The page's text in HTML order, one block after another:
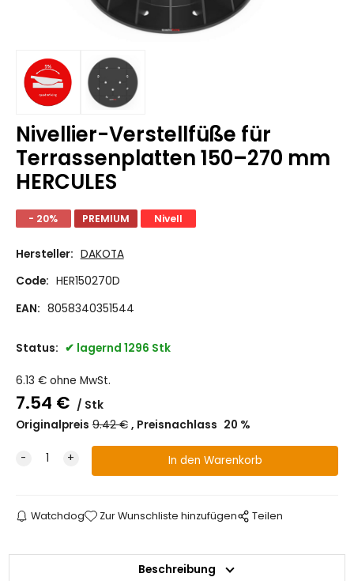
Nivellier-Verstellfüße für
Terrassenplatten 150–270 mm
HERCULES
- 20% PREMIUM Nivell
Hersteller: DAKOTA
Code: HER150270D
EAN: 8058340351544
Status: lagernd 1296 Stk
6.13 € ohne MwSt.
7.54 €
Stk
Originalpreis 9.42€ Preisnachlass 20 %
Watchdog Zur Wunschliste hinzufügen Teilen
Beschreibung